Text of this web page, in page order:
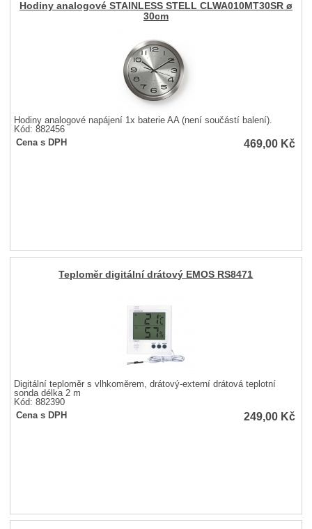
Hodiny analogové STAINLESS STELL CLWA010MT30SR ø
30cm
Hodiny analogové napájení 1x baterie AA (není součástí balení).
Kód: 882456
Cena s DPH
469,00 Kč
Teploměr digitální drátový EMOS RS8471
Digitální teploměr s vlhkoměrem, drátový-externí drátová teplotní
sonda délka 2 m
Kód: 882390
Cena s DPH
249,00 Kč